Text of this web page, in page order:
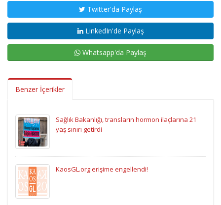
Twitter'da Paylaş
LinkedIn'de Paylaş
Whatsapp'da Paylaş
Benzer İçerikler
Sağlık Bakanlığı, transların hormon ilaçlarına 21
yaş sınırı getirdi
KaosGL.org erişime engellendi!